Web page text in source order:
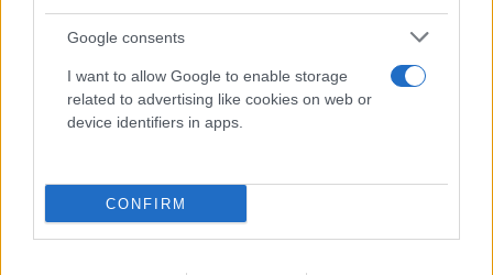
Google consents
I want to allow Google to enable storage
related to advertising like cookies on web or
device identifiers in apps.
CONFIRM